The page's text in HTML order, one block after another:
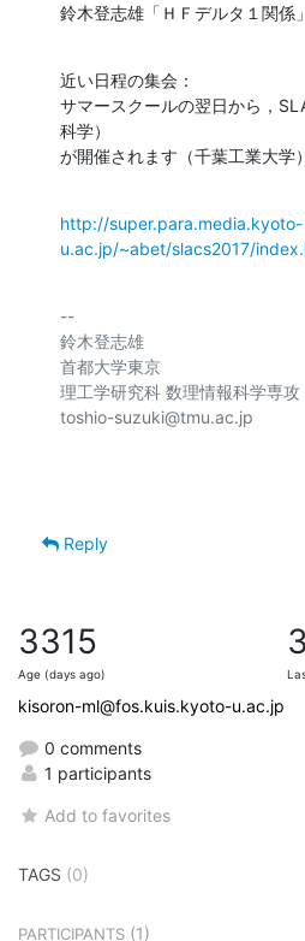
鈴木登志雄「ＨＦデルタ１関係」
近い日程の集会：
サマースクールの翌日から，
科学）
が開催されます（千葉工業大学
http://super.para.media.kyoto-
u.ac.jp/~abet/slacs2017/
--
鈴木登志雄
首都大学東京
理工学研究科 数理情報科学専攻
toshio-suzuki@tmu.ac.jp
Reply
3315
Age (days ago)
kisoron-ml@fos.kuis.kyoto-u.ac.jp
0 comments
1 participants
Add to favorites
TAGS (0)
PARTICIPANTS (1)